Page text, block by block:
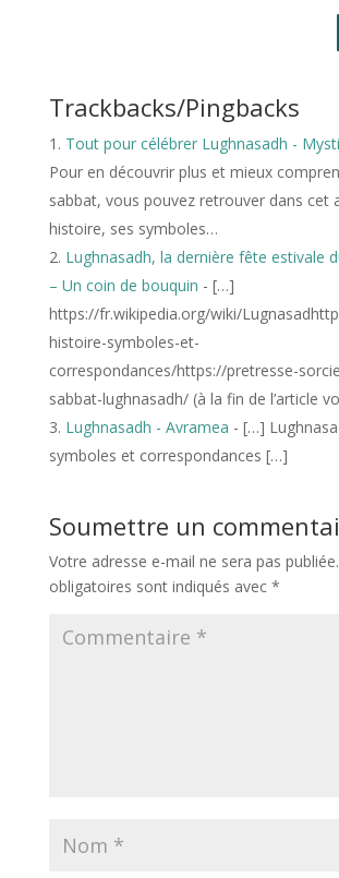
Trackbacks/Pingbacks
Tout pour célébrer Lughnasadh -
Pour en découvrir plus et mieux
sabbat, vous pouvez retrouver dans cet
histoire, ses symboles…
Lughnasadh, la dernière fête estivale
– Un coin de bouquin - […]
https://fr.wikipedia.org/wiki/
histoire-symboles-et-
correspondances/https://pretresse-
sabbat-lughnasadh/ (à la fin de l’article
Lughnasadh - Avramea - […]
symboles et correspondances […]
Soumettre un
Votre adresse e-mail ne sera pas publiée.
obligatoires sont indiqués avec *